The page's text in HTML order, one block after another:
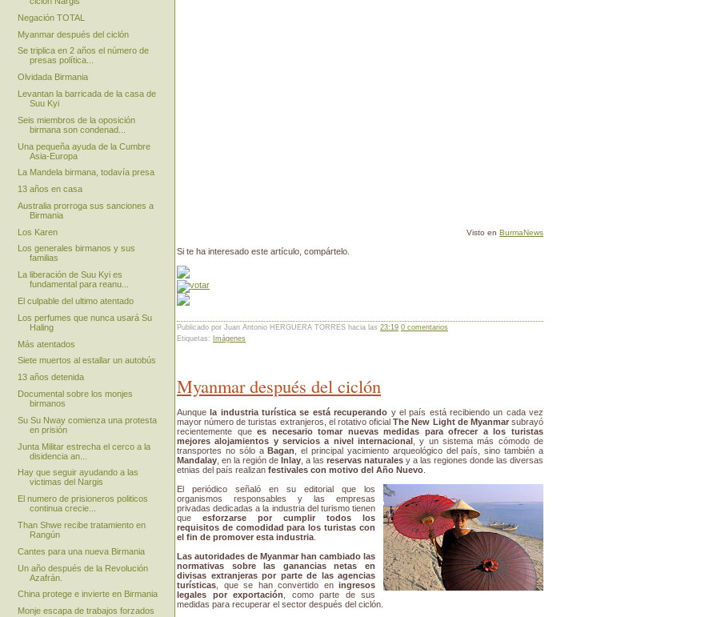
Visto en BurmaNews
Si te ha interesado este artículo, compártelo.
Publicado por Juan Antonio HERGUERA TORRES hacia las 23:19 0 comentarios
Etiquetas:
Imágenes
Myanmar después del ciclón
Aunquela industria turística se está recuperando y el país está recibiendo un cada vez
mayor número de turistas extranjeros, el rotativo oficialThe New Light de Myanmarsubrayó
recientemente quees necesario tomar nuevas medidas para ofrecer a los turistas
mejores alojamientos y servicios a nivel internacional , y un sistema más cómodo de
transportes no sólo aBagan
, el principal yacimiento arqueológico del país, sino también a
Mandalay , en la región de Inlay , a las reservas naturales y a las regiones donde las diversas
etnias del país realizan festivales con motivo del Año Nuevo
El periódico señaló en su editorial que los
organismos responsables y las empresas
privadas dedicadas a la industria del turismo tienen
que esforzarse por cumplir todos los
requisitos de comodidad para los turistas con
el fin de promover esta industria
Las autoridades de Myanmar han cambiado las
normativas sobre las ganancias netas en
divisas extranjeras por parte de las agencias
turísticas , que se han convertido en ingresos
legales por exportación , como parte de sus
medidas para recuperar el sector después del ciclón.
Negación TOTAL
Myanmar después del ciclón
Se triplica en 2 años el número de
presas política...
Olvidada Birmania
Levantan la barricada de la casa de
Suu Kyi
Seis miembros de la oposición
birmana son condenad...
Una pequeña ayuda de la Cumbre
Asia-Europa
La Mandela birmana, todavía presa
13 años en casa
Australia prorroga sus sanciones a
Birmania
Los Karen
Los generales birmanos y sus
familias
La liberación de Suu Kyi es
fundamental para reanu...
El culpable del ultimo atentado
Los perfumes que nunca usará Su
Haling
Más atentados
Siete muertos al estallar un autobús
13 años detenida
Documental sobre los monjes
birmanos
Su Su Nway comienza una protesta
en prisión
Junta Militar estrecha el cerco a la
disidencia an...
Hay que seguir ayudando a las
victimas del Nargis
El numero de prisioneros politicos
continua crecie...
Than Shwe recibe tratamiento en
Rangún
Cantes para una nueva Birmania
Un año después de la Revolución
Azafrán.
China protege e invierte en Birmania
Monje escapa de trabajos forzados